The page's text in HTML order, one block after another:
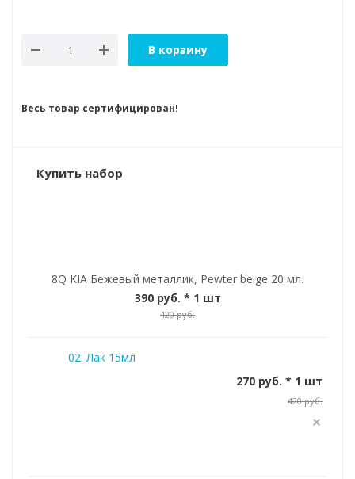
В корзину
Весь товар сертифицирован!
Купить набор
8Q KIA Бежевый металлик, Pewter beige 20 мл.
390 руб. * 1 шт
420 руб.
02. Лак 15мл
270 руб. * 1 шт
420 руб.